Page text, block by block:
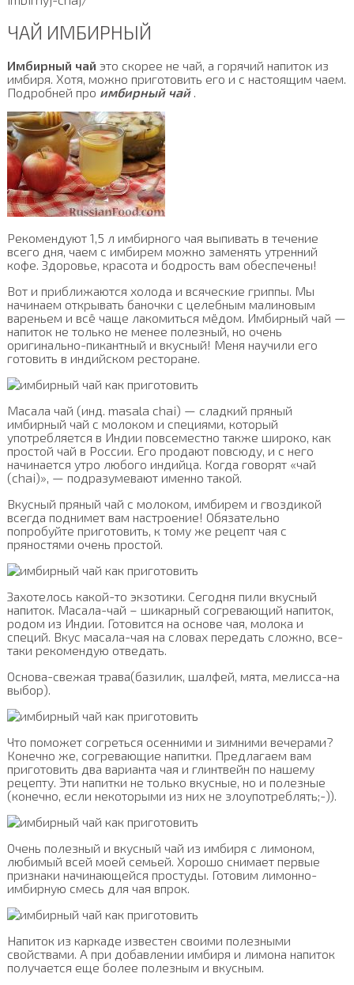
ЧАЙ ИМБИРНЫЙ
Имбирный чай это скорее не чай, а горячий напиток из
имбиря. Хотя, можно приготовить его и с настоящим чаем.
Подробней про имбирный чай.
Рекомендуют 1,5 л имбирного чая выпивать в течение
всего дня, чаем с имбирем можно заменять утренний
кофе. Здоровье, красота и бодрость вам обеспечены!
Вот и приближаются холода и всяческие гриппы. Мы
начинаем открывать баночки с целебным малиновым
вареньем и всё чаще лакомиться мёдом. Имбирный чай —
напиток не только не менее полезный, но очень
оригинально-пикантный и вкусный! Меня научили его
готовить в индийском ресторане.
Масала чай (инд. masala chai) — сладкий пряный
имбирный чай с молоком и специями, который
употребляется в Индии повсеместно также широко, как
простой чай в России. Его продают повсюду, и с него
начинается утро любого индийца. Когда говорят «чай
(chai)», — подразумевают именно такой.
Вкусный пряный чай с молоком, имбирем и гвоздикой
всегда поднимет вам настроение! Обязательно
попробуйте приготовить, к тому же рецепт чая с
пряностями очень простой.
Захотелось какой-то экзотики. Сегодня пили вкусный
напиток. Масала-чай – шикарный согревающий напиток,
родом из Индии. Готовится на основе чая, молока и
специй. Вкус масала-чая на словах передать сложно, все-
таки рекомендую отведать.
Основа-свежая трава(базилик, шалфей, мята, мелисса-на
выбор).
Что поможет согреться осенними и зимними вечерами?
Конечно же, согревающие напитки. Предлагаем вам
приготовить два варианта чая и глинтвейн по нашему
рецепту. Эти напитки не только вкусные, но и полезные
(конечно, если некоторыми из них не злоупотреблять;-)).
Очень полезный и вкусный чай из имбиря с лимоном,
любимый всей моей семьей. Хорошо снимает первые
признаки начинающейся простуды. Готовим лимонно-
имбирную смесь для чая впрок.
Напиток из каркаде известен своими полезными
свойствами. А при добавлении имбиря и лимона напиток
получается еще более полезным и вкусным.